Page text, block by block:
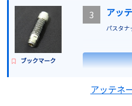
ブックマーク
3 アッ
パスタナ
アッテネ